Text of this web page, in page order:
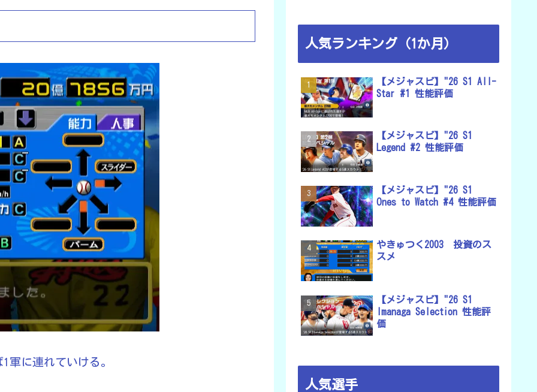
軍に連れていける。
人気ランキング（1か月）
【メジャスピ】"26 S1 All-
Star #1 性能評価
【メジャスピ】"26 S1
Legend #2 性能評価
【メジャスピ】"26 S1
Ones to Watch #4 性能評価
やきゅつく2003 投資のス
スメ
【メジャスピ】"26 S1
Imanaga Selection 性能評
価
人気選手